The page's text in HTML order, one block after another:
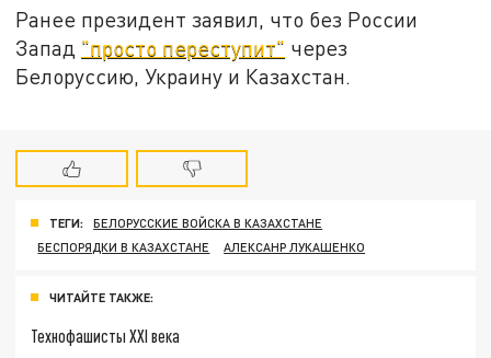
Ранее президент заявил, что без России
Запад "просто переступит" через
Белоруссию, Украину и Казахстан.
ТЕГИ:
БЕЛОРУССКИЕ ВОЙСКА В КАЗАХСТАНЕ
БЕСПОРЯДКИ В КАЗАХСТАНЕ
АЛЕКСАНР ЛУКАШЕНКО
ЧИТАЙТЕ ТАКЖЕ:
Технофашисты XXI века